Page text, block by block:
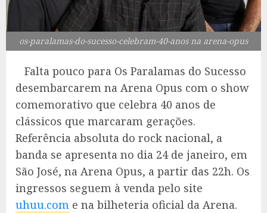
os-paralamas-do-sucesso-celebram-40-anos na arena-opus
Falta pouco para Os Paralamas do Sucesso
desembarcarem na Arena Opus com o show
comemorativo que celebra 40 anos de
clássicos que marcaram gerações.
Referência absoluta do rock nacional, a
banda se apresenta no dia 24 de janeiro, em
São José, na Arena Opus, a partir das 22h. Os
ingressos seguem à venda pelo site
uhuu.com e na bilheteria oficial da Arena.